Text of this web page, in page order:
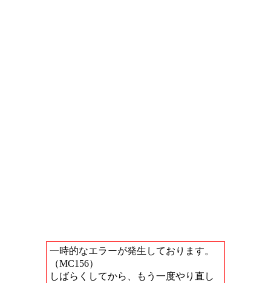
一時的なエラーが発生しております。
（MC156）
しばらくしてから、もう一度やり直し